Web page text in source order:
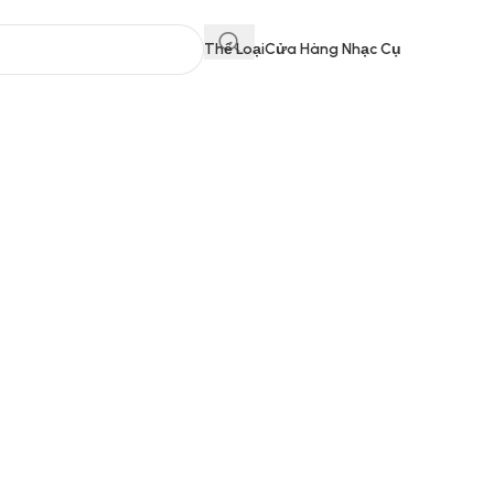
Thể LoạiCửa Hàng Nhạc Cụ